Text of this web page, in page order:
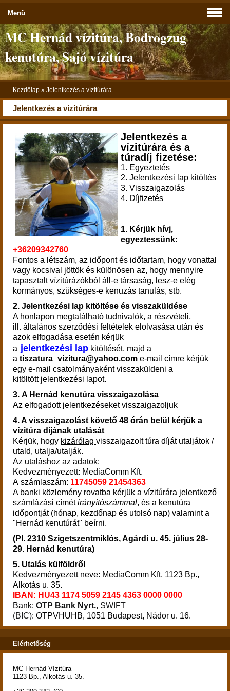
MC Hernád vízitúra, Bodrogzug
kenutúra, Sajó vízitúra
Kezdőlap » Jelentkezés a vízitúrára
Jelentkezés a vízitúrára
Jelentkezés a
vízitúrára és a
túradíj fizetése:
1. Egyeztetés
2. Jelentkezési lap kitöltés
3. Visszaigazolás
4. Díjfizetés
1. Kérjük hívj,
egyeztessünk:
+36209342760
Fontos a létszám, az időpont és időtartam, hogy vonattal
vagy kocsival jöttök és különösen az, hogy mennyire
tapasztalt vízitúrázókból áll-e társaság, lesz-e elég
kormányos, szükséges-e kenuzás tanulás, stb.
2. Jelentkezési lap kitöltése és visszaküldése
A honlapon megtalálható tudnivalók, a részvételi,
ill. általános szerződési feltételek elolvasása után és
azok elfogadása esetén kérjük
a jelentkezési lap kitöltését, majd a
a tiszatura_vizitura@yahoo.com e-mail címre kérjük
egy e-mail csatolmányaként visszaküldeni a
kitöltött jelentkezési lapot.
3. A Hernád kenutúra visszaigazolása
Az elfogadott jelentkezéseket visszaigazoljuk
4. A visszaigazolást követő 48 órán belül kérjük a
vízitúra díjának utalását
Kérjük, hogy kizárólag visszaigazolt túra díját utaljátok /
utald, utalja/utalják.
Az utaláshoz az adatok:
Kedvezményezett: MediaComm Kft.
A számlaszám: 11745059 21454363
A banki közlemény rovatba kérjük a vízitúrára jelentkező
számlázási címétirányítószámmal, és a kenutúra
időpontját (hónap, kezdőnap és utolsó nap) valamint a
"Hernád kenutúrát" beírni.
(Pl. 2310 Szigetszentmiklós, Agárdi u. 45. július 28-
29. Hernád kenutúra)
5. Utalás külföldről
Kedvezményezett neve: MediaComm Kft. 1123 Bp.,
Alkotás u. 35.
IBAN: HU43 1174 5059 2145 4363 0000 0000
Bank: OTP Bank Nyrt., SWIFT
(BIC): OTPVHUHB, 1051 Budapest, Nádor u. 16.
Menü
Elérhetőség
MC Hernád Vízitúra
1123 Bp., Alkotás u. 35.